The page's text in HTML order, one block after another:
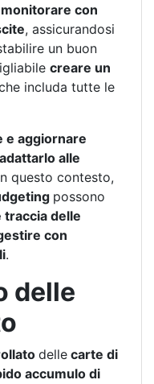
monitorare con
, assicurandosi
un buon
creare un
includa tutte le
e aggiornare
alle
questo contesto,
possono
traccia delle
con
.
delle
delle carte di
accumulo di